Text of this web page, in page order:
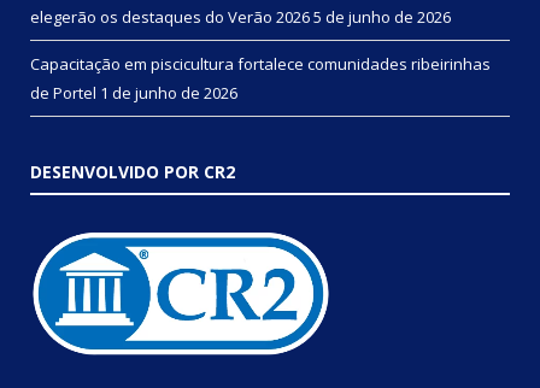
elegerão os destaques do Verão 20265 de junho de 2026
Capacitação em piscicultura fortalece comunidades ribeirinhas
de Portel 1 de junho de 2026
DESENVOLVIDO POR CR2